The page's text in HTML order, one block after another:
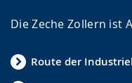
Die Zeche Zollern ist
Route der